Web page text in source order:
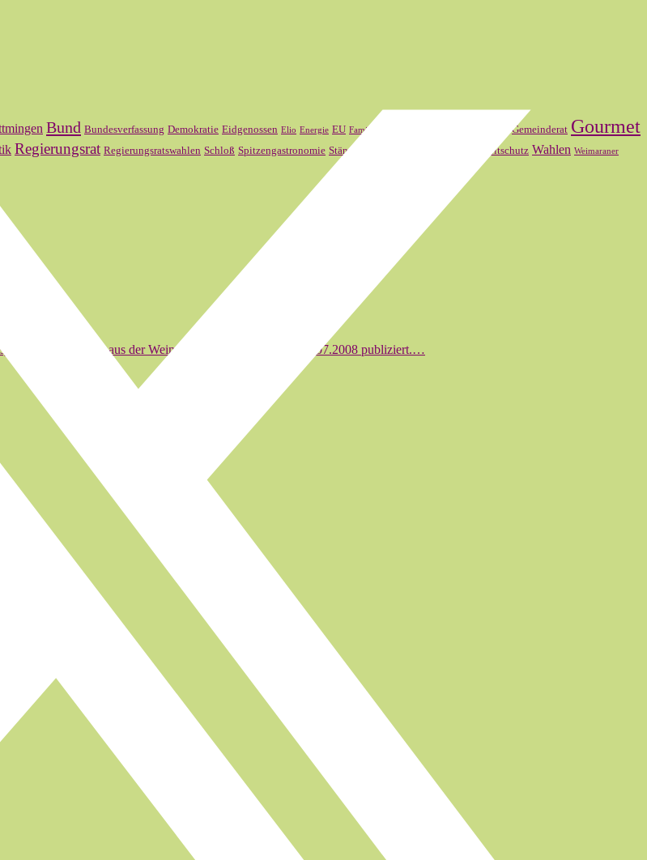
Bund Bundesverfassung Demokratie Eidgenossen Elio Energie EU Familienmitglied Gemeinderat Gourmet
Regierungsrat Regierungsratswahlen Schloß Spitzengastronomie Ständerat Umweltschutz Wahlen Weimaraner
Ergebnisse aus der Weinprämierung vom 15. bis 18.07.2008 publiziert.…